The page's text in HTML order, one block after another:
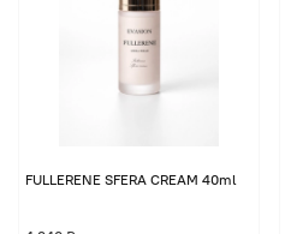
FULLERENE SFERA CREAM 40ml